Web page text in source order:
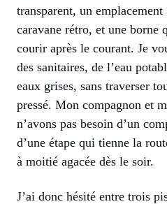
transparent, un
caravane rétro, et une borne
courir après le courant. Je
des sanitaires, de l’eau
eaux grises, sans traverser
pressé. Mon compagnon et
n’avons pas besoin d’un
d’une étape qui tienne la
à moitié agacée dès le soir.
J’ai donc hésité entre trois